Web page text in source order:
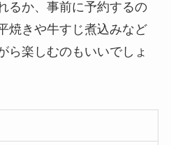
るか、事前に予約するの
焼きや牛すじ煮込みなど
ら楽しむのもいいでしょ